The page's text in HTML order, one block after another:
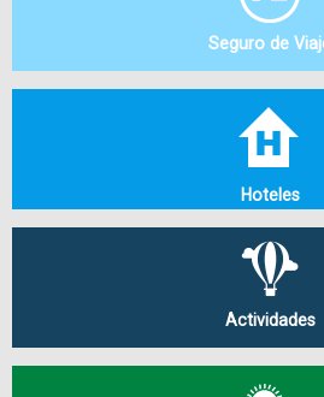
Seguro de
Hoteles
Actividades